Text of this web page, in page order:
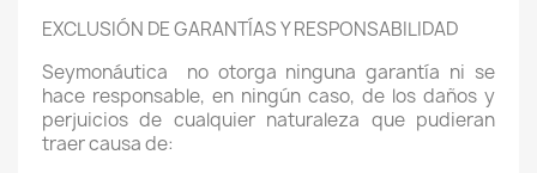
EXCLUSIÓN DE GARANTÍAS Y RESPONSABILIDAD
Seymonáutica
no otorga ninguna garantía ni se
hace responsable, en ningún caso, de los daños y
perjuicios de cualquier naturaleza que pudieran
traer causa de: